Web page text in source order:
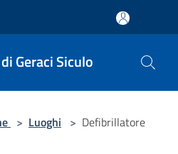
Geraci Siculo
> Luoghi > Defibrillatore